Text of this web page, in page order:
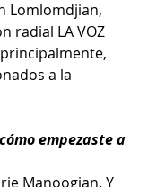
Lomlomdjian,
radial LA VOZ
a la
empezaste a
Manoogian. Y